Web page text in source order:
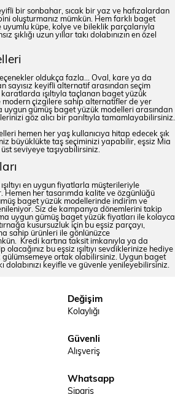
bir sonbahar, sıcak bir yaz ve hafızalardan
oluşturmanız mümkün. Hem farklı baget
uyumlu küpe, kolye ve bileklik parçalarıyla
şıklığı uzun yıllar takı dolabınızın en özel
oldukça fazla... Oval, kare ya da
sayısız keyifli alternatif arasından seçim
ışıltıyla taçlanan baget yüzük
modern çizgilere sahip alternatifler de yer
uygun gümüş baget yüzük modelleri arasından
göz alıcı bir parıltıyla tamamlayabilirsiniz.
hemen her yaş kullanıcıya hitap edecek şık
büyüklükte taş seçiminizi yapabilir, eşsiz Mia
üst seviyeye taşıyabilirsiniz.
en uygun fiyatlarla müşterileriyle
Hemen her tasarımda kalite ve özgünlüğü
baget yüzük modellerinde indirim ve
Siz de kampanya dönemlerini takip
uygun gümüş baget yüzük fiyatları ile kolayca
kusursuzluk için bu eşsiz parçayı,
sahip ürünleri ile gönlünüzce
Kredi kartına taksit imkanıyla ya da
olacağınız bu eşsiz ışıltıyı sevdiklerinize hediye
ortak olabilirsiniz. Uygun baget
dolabınızı keyifle ve güvenle yenileyebilirsiniz.
Değişim
Kolaylığı
Güvenli
Alışveriş
Whatsapp
Sipariş